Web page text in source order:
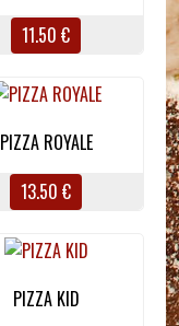
11.50 €
PIZZA ROYALE
13.50 €
PIZZA KID